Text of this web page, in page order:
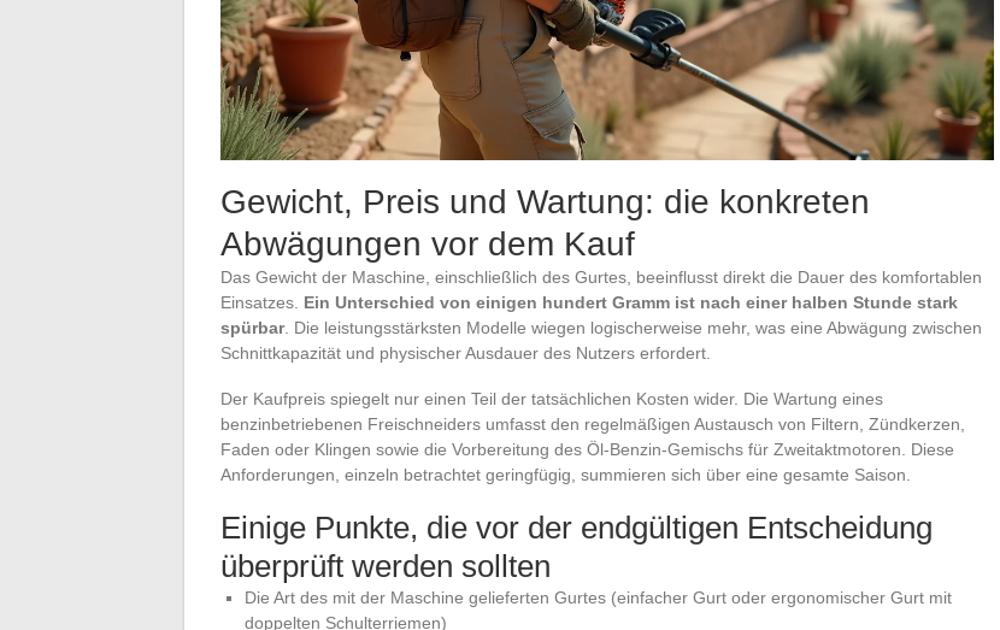
Gewicht, Preis und Wartung: die konkreten
Abwägungen vor dem Kauf
Das Gewicht der Maschine, einschließlich des Gurtes, beeinflusst direkt die Dauer des komfortablen
Einsatzes. Ein Unterschied von einigen hundert Gramm ist nach einer halben Stunde stark
spürbar. Die leistungsstärksten Modelle wiegen logischerweise mehr, was eine Abwägung zwischen
Schnittkapazität und physischer Ausdauer des Nutzers erfordert.
Der Kaufpreis spiegelt nur einen Teil der tatsächlichen Kosten wider. Die Wartung eines
benzinbetriebenen Freischneiders umfasst den regelmäßigen Austausch von Filtern, Zündkerzen,
Faden oder Klingen sowie die Vorbereitung des Öl-Benzin-Gemischs für Zweitaktmotoren. Diese
Anforderungen, einzeln betrachtet geringfügig, summieren sich über eine gesamte Saison.
Einige Punkte, die vor der endgültigen Entscheidung
überprüft werden sollten
Die Art des mit der Maschine gelieferten Gurtes (einfacher Gurt oder ergonomischer Gurt mit
doppelten Schulterriemen)